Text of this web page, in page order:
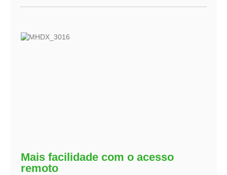
Mais facilidade com o acesso
remoto